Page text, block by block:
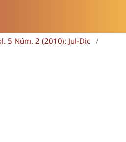
5 Núm. 2 (2010): Jul-Dic /